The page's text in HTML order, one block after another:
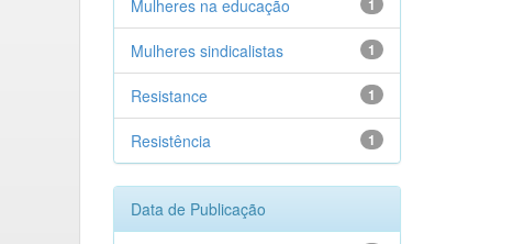
1
Mulheres na educação
1
Mulheres sindicalistas
1
Resistance
1
Resistência
Data de Publicação